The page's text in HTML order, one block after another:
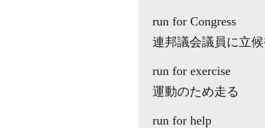
run for Congress
連邦議会議員に立
run for exercise
運動のため走る
run for help